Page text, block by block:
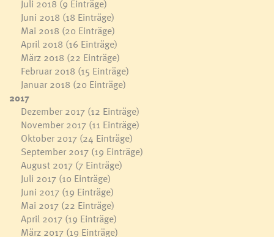
Juli 2018 (9 Einträge)
Juni 2018 (18 Einträge)
Mai 2018 (20 Einträge)
April 2018 (16 Einträge)
März 2018 (22 Einträge)
Februar 2018 (15 Einträge)
Januar 2018 (20 Einträge)
2017
Dezember 2017 (12 Einträge)
November 2017 (11 Einträge)
Oktober 2017 (24 Einträge)
September 2017 (19 Einträge)
August 2017 (7 Einträge)
Juli 2017 (10 Einträge)
Juni 2017 (19 Einträge)
Mai 2017 (22 Einträge)
April 2017 (19 Einträge)
März 2017 (19 Einträge)